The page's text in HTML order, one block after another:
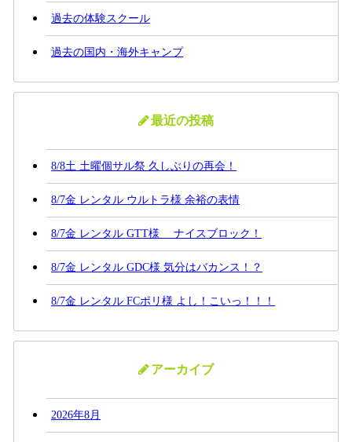
過去の体験スクール
過去の国内・海外キャンプ
最近の投稿
8/8土 土曜個サル祭 久しぶりの再会！
8/7金 レンタル ウルトラ様 余裕の表情
8/7金 レンタル GTT様 ナイスブロック！
8/7金 レンタル GDC様 気分はバカンス！？
8/7金 レンタル FCポリ様 よし！こいっ！！！
アーカイブ
2026年8月